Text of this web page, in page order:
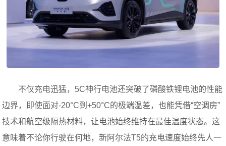
不仅充电迅猛，5C神行电池还突破了磷酸铁锂电池的性能
边界，即使面对-20°C到+50°C的极端温差，也能凭借“空调房”
技术和航空级隔热材料，让电池始终维持在最佳温度状态。这
意味着不论你行驶在何地，新阿尔法T5的充电速度始终先人一